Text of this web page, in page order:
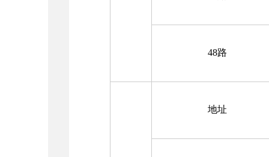
48路
地址